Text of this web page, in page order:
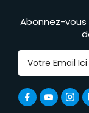
Abonnez-